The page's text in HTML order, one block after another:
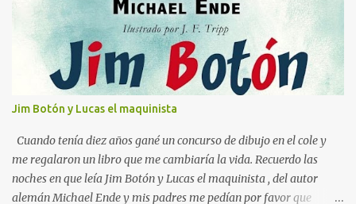
s
Jim Botón y Lucas el maquinista
Cuando tenía diez años gané un concurso de dibujo en el cole y
me regalaron un libro que me cambiaría la vida. Recuerdo las
noches en que leía Jim Botón y Lucas el maquinista , del autor
alemán Michael Ende y mis padres me pedían por favor que